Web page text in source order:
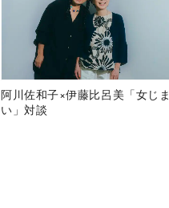
阿川佐和子×伊藤比呂美「女じま
い」対談